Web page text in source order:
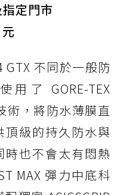
定門市
GTX 不同於一般防
了 GORE-TEX
術，將防水薄膜直
級的持久防水與
也不會太有悶熱
MAX 彈力中底科